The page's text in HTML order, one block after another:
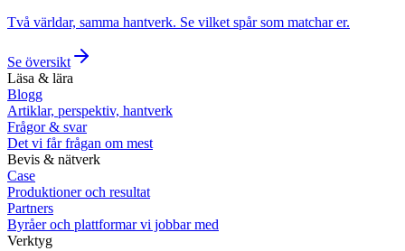
Två världar, samma hantverk. Se vilket spår som matchar er.
Se översikt
Läsa & lära
Blogg
Artiklar, perspektiv, hantverk
Frågor & svar
Det vi får frågan om mest
Bevis & nätverk
Case
Produktioner och resultat
Partners
Byråer och plattformar vi jobbar med
Verktyg